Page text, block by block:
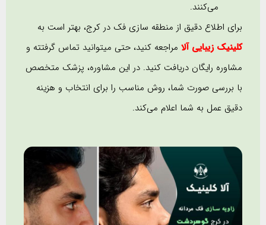
می‌کنند.
برای اطلاع دقیق از منطقه سازی فک در کرج، بهتر است به
کلینیک زیبایی آلامراجعه کنید، حتی میتوانید تماس گرفتته و
مشاوره رایگان دریافت کنید. در این مشاوره، پزشک متخصص
با بررسی صورت شما، روش مناسب را برای انتخاب و هزینه
دقیق عمل به شما اعلام می‌کند.